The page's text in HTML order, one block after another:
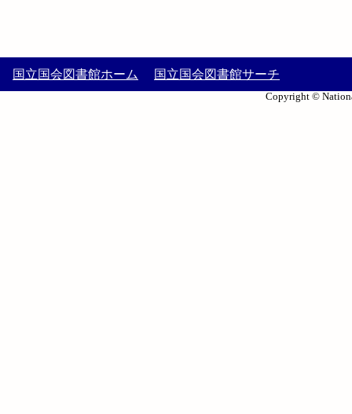
国立国会図書館ホーム 国立国会図書館サーチ
Copyright ©